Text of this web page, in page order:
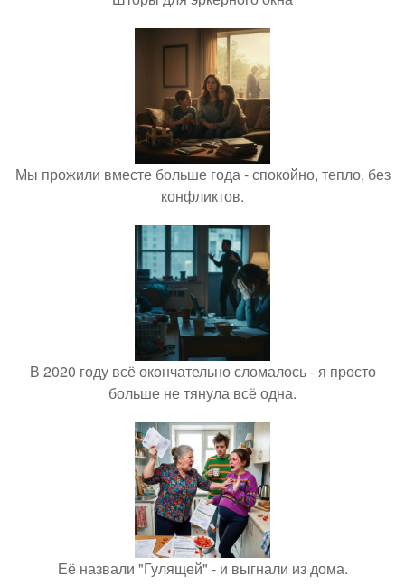
Мы прожили вместе больше года - спокойно, тепло, без
конфликтов.
В 2020 году всё окончательно сломалось - я просто
больше не тянула всё одна.
Её назвали "Гулящей" - и выгнали из дома.